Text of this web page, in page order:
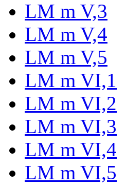
LM m V,3
LM m V,4
LM m V,5
LM m VI,1
LM m VI,2
LM m VI,3
LM m VI,4
LM m VI,5